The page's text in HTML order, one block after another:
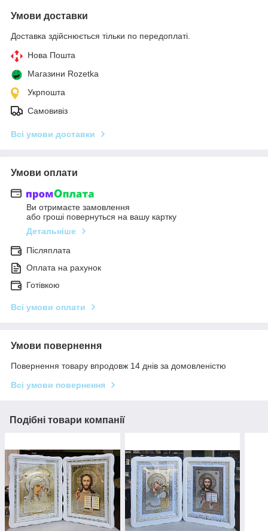
Умови доставки
Доставка здійснюється тільки по передоплаті.
Нова Пошта
Магазини Rozetka
Укрпошта
Самовивіз
Всі умови доставки
Умови оплати
Ви отримаєте замовлення
або гроші повернуться на вашу картку
Детальніше
Післяплата
Оплата на рахунок
Готівкою
Всі умови оплати
Умови повернення
Повернення товару впродовж 14 днів за домовленістю
Всі умови повернення
Подібні товари компанії